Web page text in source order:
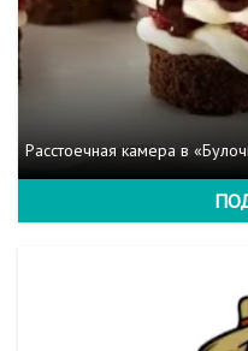
Расстоечная камера в